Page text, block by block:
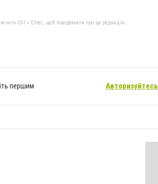
Ctrl + Enter, щоб повідомити про це редакцію
першим Авторизуйтесь